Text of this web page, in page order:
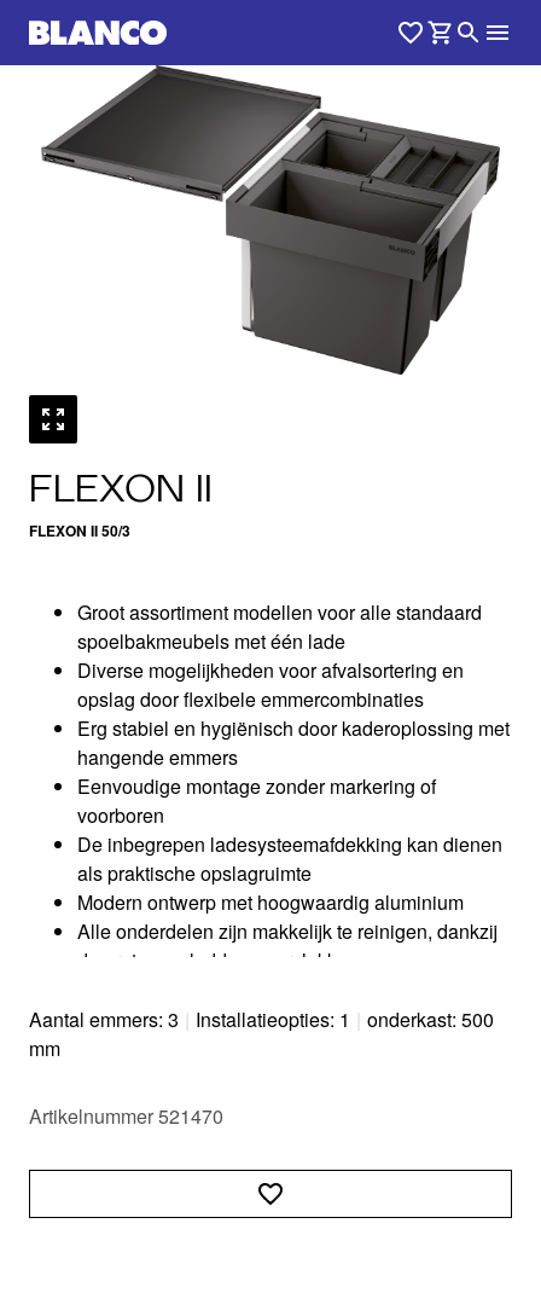
FLEXON II
FLEXON II 50/3
Groot assortiment modellen voor alle standaard
spoelbakmeubels met één lade
Diverse mogelijkheden voor afvalsortering en
opslag door flexibele emmercombinaties
Erg stabiel en hygiënisch door kaderoplossing met
hangende emmers​
Eenvoudige montage zonder markering of
voorboren
De inbegrepen ladesysteemafdekking kan dienen
als praktische opslagruimte
Modern ontwerp met hoogwaardig aluminium
Alle onderdelen zijn makkelijk te reinigen, dankzij
de grote en gladde oppervlakken
u het systeem volledig personaliseren
Aantal emmers: 3 | Installatieopties: 1 | onderkast: 500
mm
Artikelnummer 521470